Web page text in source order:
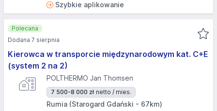
Szybkie aplikowanie
Kierowca w transporcie międzynarodowym kat. C+E
(system 2 na 2)
POLTHERMO Jan Thomsen
7 500-8 000 zł netto / mies.
Rumia (Starogard Gdański - 67km)
Polecana
Dodana 7 sierpnia